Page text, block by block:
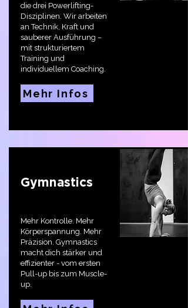
die drei Powerlifting-
Disziplinen. Wir arbeiten
an Technik, Kraft und
sauberer Ausführung –
mit strukturiertem
Training und
individuellem Coaching.
Mehr Infos
Gymnastics
Mehr Kontrolle. Mehr
Körperspannung. Mehr
Präzision. Gymnastics
macht dich stärker und
effizienter - vom ersten
Pull-up bis zum Muscle-
up.